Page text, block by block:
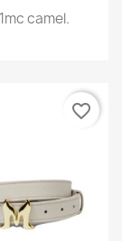
camel.
favorite_border